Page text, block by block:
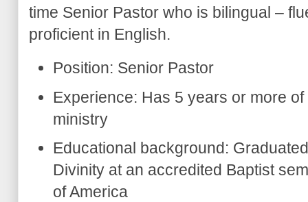
time Senior Pastor who is bilingual –
proficient in English.
Position: Senior Pastor
Experience: Has 5 years or more
ministry
Educational background:
Divinity at an accredited Baptist
of America